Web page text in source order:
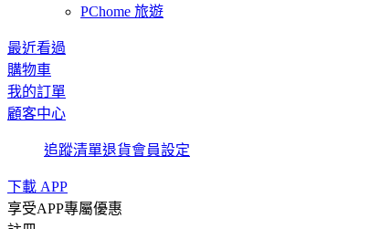
PChome 旅遊
最近看過
購物車
我的訂單
顧客中心
追蹤清單退貨會員設定
下載 APP
享受APP專屬優惠